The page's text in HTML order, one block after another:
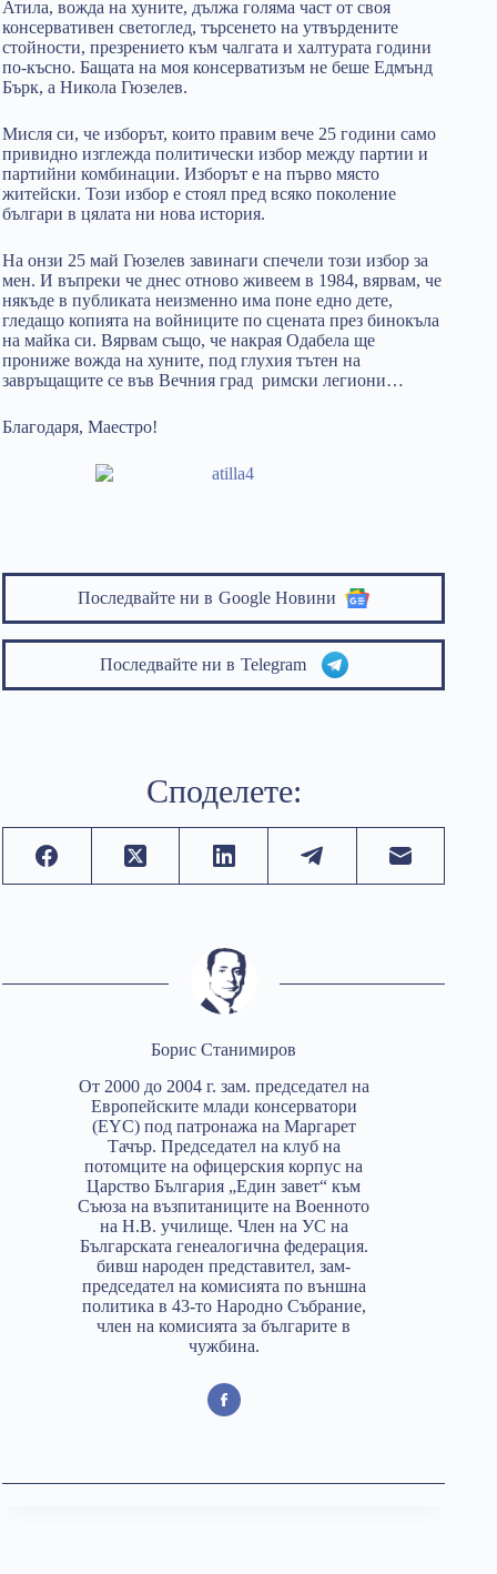
Атила, вожда на хуните, дължа голяма част от своя
консервативен светоглед, търсенето на утвърдените
стойности, презрението към чалгата и халтурата години
по-късно. Бащата на моя консерватизъм не беше Едмънд
Бърк, а Никола Гюзелев.
Мисля си, че изборът, които правим вече 25 години само
привидно изглежда политически избор между партии и
партийни комбинации. Изборът е на първо място
житейски. Този избор е стоял пред всяко поколение
българи в цялата ни нова история.
На онзи 25 май Гюзелев завинаги спечели този избор за
мен. И въпреки че днес отново живеем в 1984, вярвам, че
някъде в публиката неизменно има поне едно дете,
гледащо копията на войниците по сцената през бинокъла
на майка си. Вярвам също, че накрая Одабела ще
прониже вожда на хуните, под глухия тътен на
завръщащите се във Вечния град римски легиони…
Благодаря, Маестро!
Последвайте ни в Google Новини
Последвайте ни в Telegram
Споделете:
Борис Станимиров
От 2000 до 2004 г. зам. председател на
Европейските млади консерватори
(EYC) под патронажа на Маргарет
Тачър. Председател на клуб на
потомците на офицерския корпус на
Царство България „Един завет“ към
Съюза на възпитаниците на Военното
на Н.В. училище. Член на УС на
Българската генеалогична федерация.
бивш народен представител, зам-
председател на комисията по външна
политика в 43-то Народно Събрание,
член на комисията за българите в
чужбина.